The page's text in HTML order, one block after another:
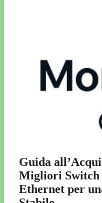
Guida
Migliori Switch
Ethernet per